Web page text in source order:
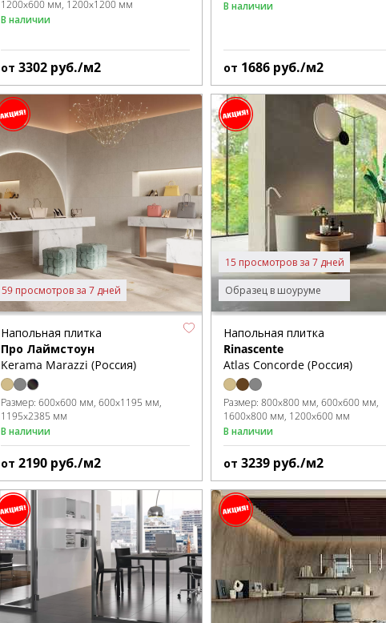
1200x600 мм 1200x1200 мм
В наличии
от 3302 руб./м2
В наличии
от 1686 руб./м2
59 просмотров за 7 дней
Напольная плитка
Про Лаймстоун
Kerama Marazzi (Россия)
Размер: 600x600 мм 600x1195 мм
1195x2385 мм
В наличии
от 2190 руб./м2
Образец в шоуруме
15 просмотров за 7 дней
Напольная плитка
Rinascente
Atlas Concorde (Россия)
Размер:800x800 мм 600x600 мм
1600x800 мм 1200x600 мм
В наличии
от3239 руб./м2